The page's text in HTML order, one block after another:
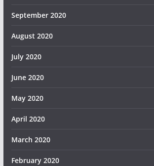
September 2020
August 2020
July 2020
June 2020
May 2020
April 2020
March 2020
February 2020